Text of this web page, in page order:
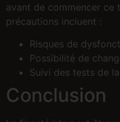
avant de commencer ce
précautions incluent :
Risques de
Possibilité de
Suivi des tests de
Conclusion